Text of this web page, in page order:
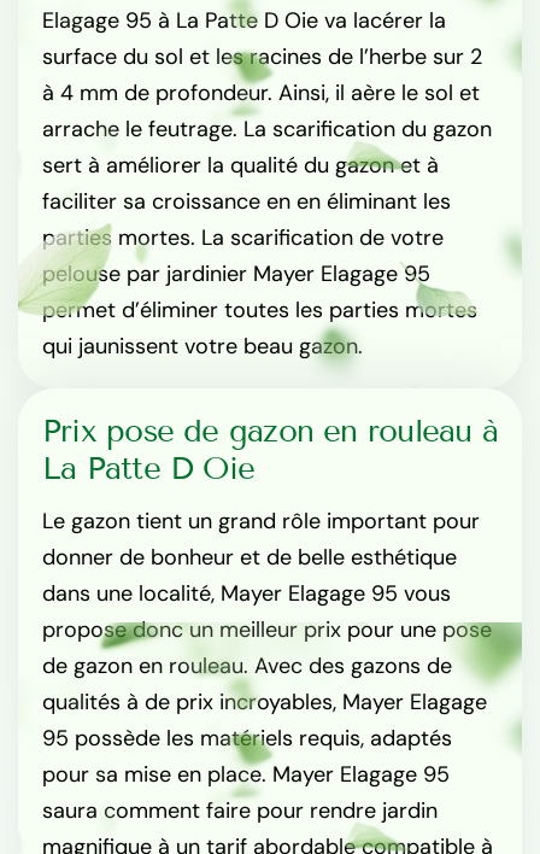
Elagage 95 à La Patte D Oie va lacérer la
surface du sol et les racines de l’herbe sur 2
à 4 mm de profondeur. Ainsi, il aère le sol et
arrache le feutrage. La scarification du gazon
sert à améliorer la qualité du gazon et à
faciliter sa croissance en en éliminant les
parties mortes. La scarification de votre
pelouse par jardinier Mayer Elagage 95
permet d’éliminer toutes les parties mortes
qui jaunissent votre beau gazon.
Prix pose de gazon en rouleau à
La Patte D Oie
Le gazon tient un grand rôle important pour
donner de bonheur et de belle esthétique
dans une localité, Mayer Elagage 95 vous
propose donc un meilleur prix pour une pose
de gazon en rouleau. Avec des gazons de
qualités à de prix incroyables, Mayer Elagage
95 possède les matériels requis, adaptés
pour sa mise en place. Mayer Elagage 95
saura comment faire pour rendre jardin
magnifique à un tarif abordable compatible à